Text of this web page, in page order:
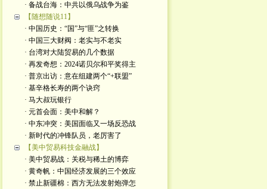
· 备战台海：中共以俄乌战争为鉴
【随想随说11】
· 中国历史：“国”与“匪”之转换
· 中国三大财阀：老实与不老实
· 台湾对大陆贸易的几个数据
· 再发奇想：2024诺贝尔和平奖得主
· 普京出访：意在组建两个“+联盟”
· 基辛格长寿的两个诀窍
· 马大叔玩银行
· 元首会面：美中和解？
· 中东冲突：美国面临又一场反恐战
· 新时代的冲锋队员，老厉害了
【美中贸易科技金融战】
· 美中贸易战：关税与稀土的博弈
· 黄奇帆：中国经济发展的三个效应
· 禁止新疆棉：西方无法发射炮弹怎